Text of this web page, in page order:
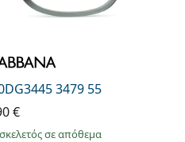
3479 55
€
σκελετός σε απόθεμα